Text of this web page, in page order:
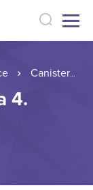
Canisterapie Květen 3. a 4. oddělení
4.